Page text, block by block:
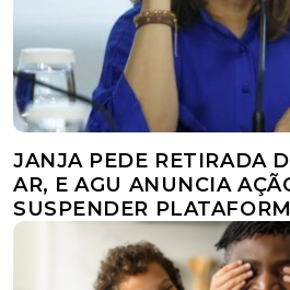
JANJA PEDE RETIRADA
AR, E AGU ANUNCIA
SUSPENDER